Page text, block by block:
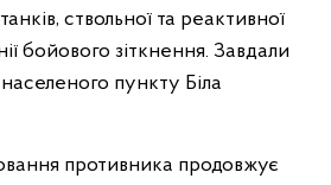
ствольної та реактивної
бойового зіткнення. Завдали
пункту Біла
противника продовжує